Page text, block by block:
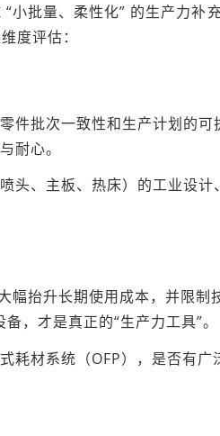
小批量、柔性化” 的生产力补
度评估：
件批次一致性和生产计划的可
耐心。
头、主板、热床）的工业设
幅抬升长期使用成本，并限
，才是真正的“生产力工具”。
耗材系统（OFP），是否有